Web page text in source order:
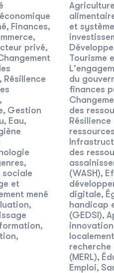
, Finances,
,
privé,
, Résilience
,
, Gestion
, Eau,
sociale
et
mené
,
,
et
Tourisme
du
finances
des
des
(WASH),
digitale,
handicap
(GEDSI),
innovation
localement
(MERL),
Emploi,